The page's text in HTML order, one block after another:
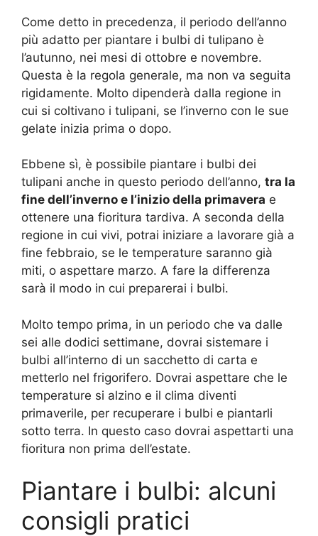
Come detto in precedenza, il periodo dell’anno
più adatto per piantare i bulbi di tulipano è
l’autunno, nei mesi di ottobre e novembre.
Questa è la regola generale, ma non va seguita
rigidamente. Molto dipenderà dalla regione in
cui si coltivano i tulipani, se l’inverno con le sue
gelate inizia prima o dopo.
Ebbene sì, è possibile piantare i bulbi dei
tulipani anche in questo periodo dell’anno, tra la
fine dell’inverno e l’inizio della primavera e
ottenere una fioritura tardiva. A seconda della
regione in cui vivi, potrai iniziare a lavorare già a
fine febbraio, se le temperature saranno già
miti, o aspettare marzo. A fare la differenza
sarà il modo in cui preparerai i bulbi.
Molto tempo prima, in un periodo che va dalle
sei alle dodici settimane, dovrai sistemare i
bulbi all’interno di un sacchetto di carta e
metterlo nel frigorifero. Dovrai aspettare che le
temperature si alzino e il clima diventi
primaverile, per recuperare i bulbi e piantarli
sotto terra. In questo caso dovrai aspettarti una
fioritura non prima dell’estate.
Piantare i bulbi: alcuni
consigli pratici